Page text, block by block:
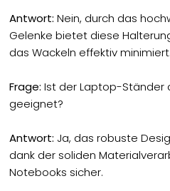
Antwort: Nein, durch das
Gelenke bietet diese
das Wackeln effektiv minimiert.
Frage: Ist der Laptop-Ständer
geeignet?
Antwort: Ja, das robuste
dank der soliden
Notebooks sicher.